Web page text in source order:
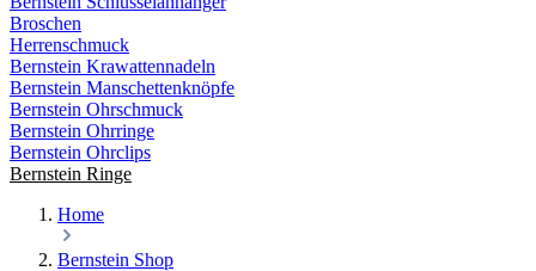
Broschen
Herrenschmuck
Bernstein Krawattennadeln
Bernstein Manschettenknöpfe
Bernstein Ohrschmuck
Bernstein Ohrringe
Bernstein Ohrclips
Bernstein Ringe
Home
Bernstein Shop